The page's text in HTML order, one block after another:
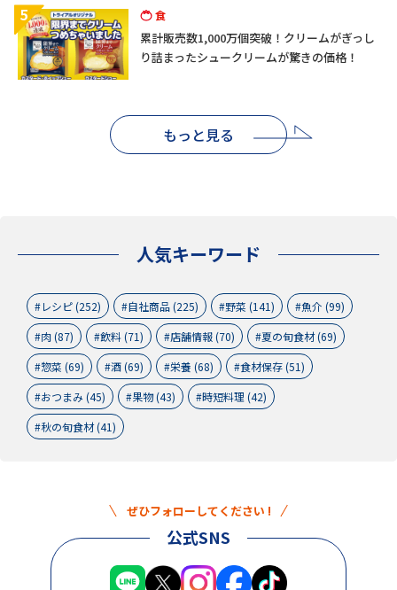
5 食
累計販売数1,000万個突破！クリームがぎっし
り詰まったシュークリームが驚きの価格！
もっと見る
人気キーワード
レシピ (252) 自社商品 (225) 野菜 (141)
魚介 (99)
肉 (87)
飲料 (71) 店舗情報 (70)
夏の旬食材 (69)
惣菜 (69)
酒 (69) 栄養 (68)
食材保存 (51)
おつまみ (45)
果物 (43)
時短料理 (42)
秋の旬食材 (41)
ぜひフォローしてください !
公式SNS